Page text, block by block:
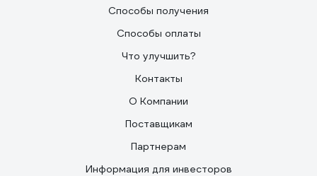
Способы получения
Способы оплаты
Что улучшить?
Контакты
О Компании
Поставщикам
Партнерам
Информация для инвесторов